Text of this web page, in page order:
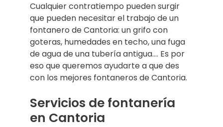
Cualquier contratiempo pueden surgir
que pueden necesitar el trabajo de un
fontanero de Cantoria: un grifo con
goteras, humedades en techo, una fuga
de agua de una tubería antigua…. Es por
eso que queremos ayudarte a que des
con los mejores fontaneros de Cantoria.
Servicios de fontanería
en Cantoria